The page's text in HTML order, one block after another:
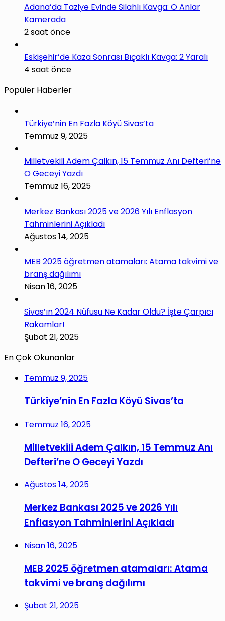
Adana’da Taziye Evinde Silahlı Kavga: O Anlar
Kamerada
2 saat önce
Eskişehir’de Kaza Sonrası Bıçaklı Kavga: 2 Yaralı
4 saat önce
Popüler Haberler
Türkiye’nin En Fazla Köyü Sivas’ta
Temmuz 9, 2025
Milletvekili Adem Çalkın, 15 Temmuz Anı Defteri’ne
O Geceyi Yazdı
Temmuz 16, 2025
Merkez Bankası 2025 ve 2026 Yılı Enflasyon
Tahminlerini Açıkladı
Ağustos 14, 2025
MEB 2025 öğretmen atamaları: Atama takvimi ve
branş dağılımı
Nisan 16, 2025
Sivas’ın 2024 Nüfusu Ne Kadar Oldu? İşte Çarpıcı
Rakamlar!
Şubat 21, 2025
En Çok Okunanlar
Temmuz 9, 2025
Türkiye’nin En Fazla Köyü Sivas’ta
Temmuz 16, 2025
Milletvekili Adem Çalkın, 15 Temmuz Anı
Defteri’ne O Geceyi Yazdı
Ağustos 14, 2025
Merkez Bankası 2025 ve 2026 Yılı
Enflasyon Tahminlerini Açıkladı
Nisan 16, 2025
MEB 2025 öğretmen atamaları: Atama
takvimi ve branş dağılımı
Şubat 21, 2025